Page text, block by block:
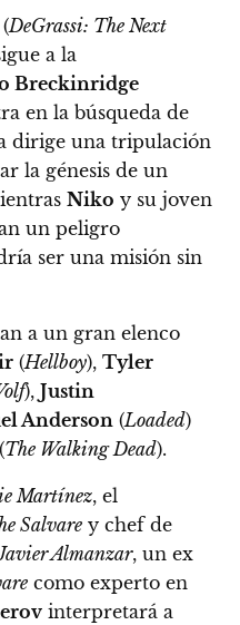
(DeGrassi: The Next
a la
Breckinridge
en la búsqueda de
dirige una tripulación
la génesis de un
Niko y su joven
un peligro
ser una misión sin
a un gran elenco
(Hellboy), Tyler
), Justin
Anderson (Loaded)
The Walking Dead).
Martínez, el
Salvare y chef de
Almanzar, un ex
como experto en
interpretará a